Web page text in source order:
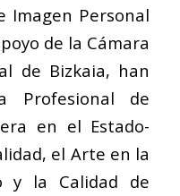
Imagen Personal
de la Cámara
de Bizkaia, han
Profesional de
en el Estado-
el Arte en la
y la Calidad de